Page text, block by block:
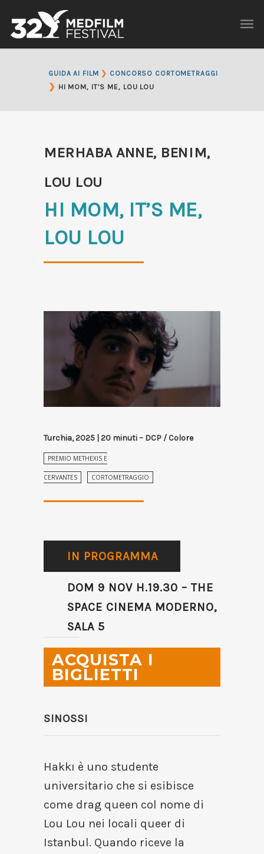
GUIDA AI FILM ❯ CONCORSO CORTOMETRAGGI
❯ HI MOM, IT’S ME, LOU LOU
MERHABA ANNE, BENIM,
LOU LOU
HI MOM, IT’S ME,
LOU LOU
Turchia, 2025 | 20 minuti – DCP / Colore
PREMIO METHEXIS E
CERVANTES CORTOMETRAGGIO
IN PROGRAMMA
DOM 9 NOV H.19.30 – THE
SPACE CINEMA MODERNO,
SALA 5
ACQUISTA I
BIGLIETTI
SINOSSI
Hakkı è uno studente
universitario che si esibisce
come drag queen col nome di
Lou Lou nei locali queer di
Istanbul. Quando riceve la